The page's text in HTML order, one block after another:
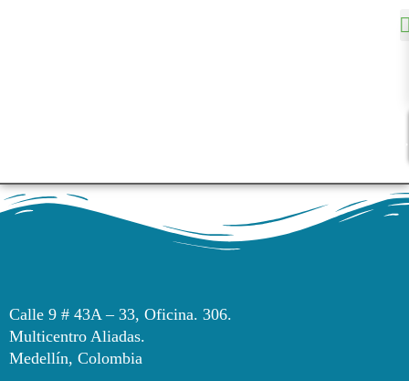
Calle 9 # 43A – 33, Oficina. 306.
Multicentro Aliadas.
Medellín, Colombia